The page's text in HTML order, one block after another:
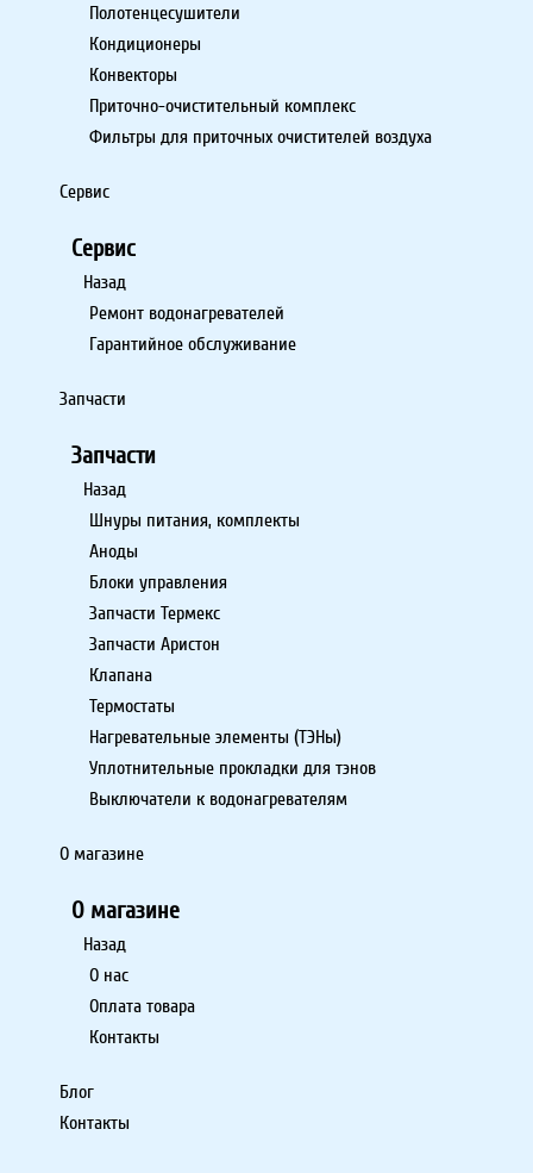
Полотенцесушители
Кондиционеры
Конвекторы
Приточно-очистительный комплекс
Фильтры для приточных очистителей воздуха
Сервис
Сервис
Назад
Ремонт водонагревателей
Гарантийное обслуживание
Запчасти
Запчасти
Назад
Шнуры питания, комплекты
Аноды
Блоки управления
Запчасти Термекс
Запчасти Аристон
Клапана
Термостаты
Нагревательные элементы (ТЭНы)
Уплотнительные прокладки для тэнов
Выключатели к водонагревателям
О магазине
О магазине
Назад
О нас
Оплата товара
Контакты
Блог
Контакты